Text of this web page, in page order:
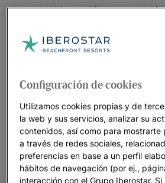
muy especial y querido, como grupo
Queremos agradecer a Condé Nast
reconocimiento y a todo el equipo de
Iberostar Heritage Grand Perast, es un
único ubicado en un palacio del siglo
vanguardista y conservando su
con una gran personalidad, vinculada
nobiliarias de Perast y forma parte de
hoteles con historia, Iberostar
en una preciosa y pintoresca villa
Configuración de cookies
Utilizamos cookies propias y de
la web y sus servicios, analizar su
contenidos, así como para
a través de redes sociales,
preferencias en base a un perfil
hábitos de navegación (por ej.,
interacción con el Grupo Iberostar.